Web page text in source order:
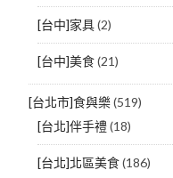
[台中]家具(2)
[台中]美食(21)
[台北市]食與樂(519)
[台北]伴手禮(18)
[台北]北區美食(186)